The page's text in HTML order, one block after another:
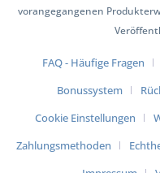
vorangegangenen
FAQ - Häufige Fragen
Bonussystem
Cookie Einstellungen
Zahlungsmethoden